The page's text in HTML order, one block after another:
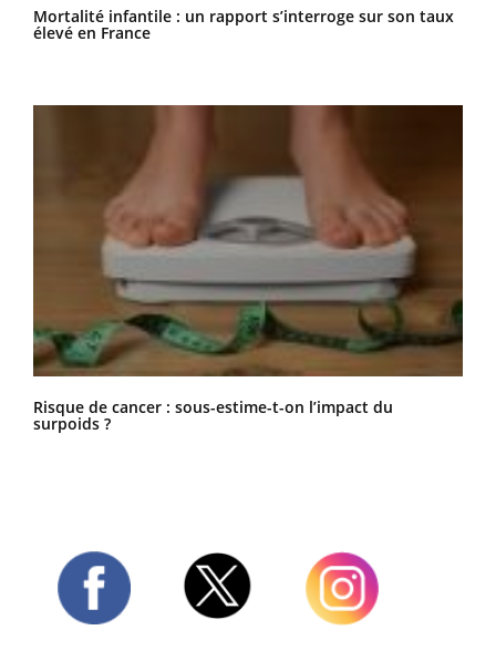
Mortalité infantile : un rapport s’interroge sur son taux
élevé en France
Risque de cancer : sous-estime-t-on l’impact du
surpoids ?